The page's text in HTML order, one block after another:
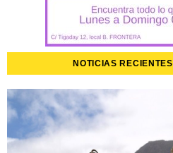
NOTICIAS RECIENTES